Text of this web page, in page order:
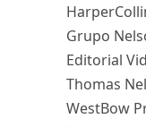
Grupo
Editorial
Thomas
WestBow